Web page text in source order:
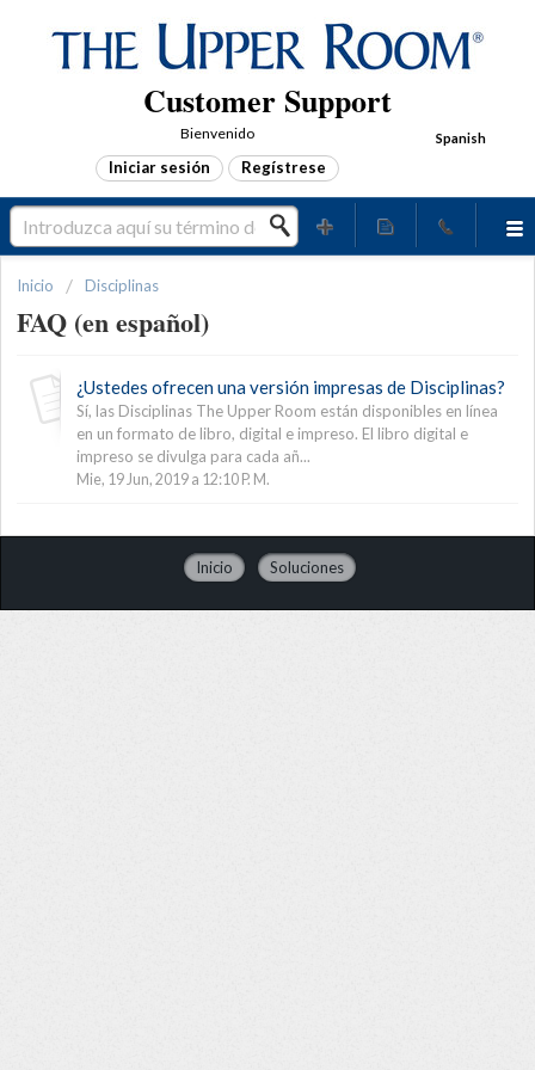
Customer Support
Spanish
Bienvenido
Iniciar sesión Regístrese
Inicio Disciplinas
FAQ (en español)
¿Ustedes ofrecen una versión impresas de Disciplinas?
Sí, las Disciplinas The Upper Room están disponibles en línea
en un formato de libro, digital e impreso. El libro digital e
impreso se divulga para cada añ...
Mie, 19 Jun, 2019 a 12:10 P. M.
Inicio Soluciones